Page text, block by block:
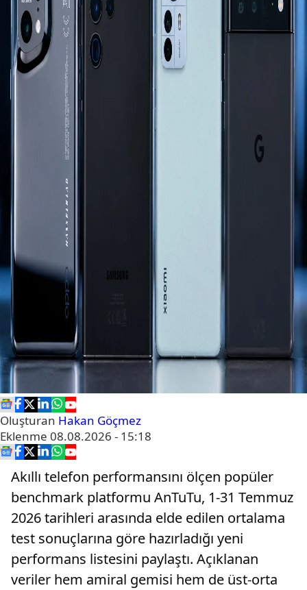
Oluşturan Hakan Göçmez
Eklenme 08.08.2026 - 15:18
Akıllı telefon performansını ölçen popüler
benchmark platformu AnTuTu, 1-31 Temmuz
2026 tarihleri arasında elde edilen ortalama
test sonuçlarına göre hazırladığı yeni
performans listesini paylaştı. Açıklanan
veriler hem amiral gemisi hem de üst-orta